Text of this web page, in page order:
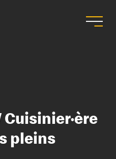
Cuisinier·ère
pleins